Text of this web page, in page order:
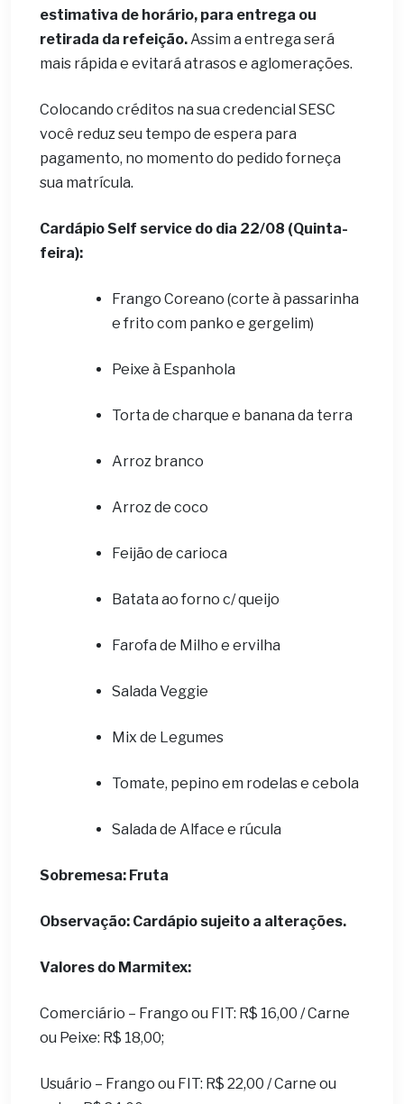
estimativa de horário, para entrega ou
retirada da refeição.Assim a entrega será
mais rápida e evitará atrasos e aglomerações.
Colocando créditos na sua credencial SESC
você reduz seu tempo de espera para
pagamento, no momento do pedido forneça
sua matrícula.
Cardápio Self service do dia 22/08 (Quinta-
feira):
Frango Coreano (corte à passarinha
e frito com panko e gergelim)
Peixe à Espanhola
Torta de charque e banana da terra
Arroz branco
Arroz de coco
Feijão de carioca
Batata ao forno c/ queijo
Farofa de Milho e ervilha
Salada Veggie
Mix de Legumes
Tomate, pepino em rodelas e cebola
Salada de Alface e rúcula
Sobremesa: Fruta
Observação: Cardápio sujeito a alterações.
Valores do Marmitex:
Comerciário – Frango ou FIT: R$ 16,00 / Carne
ou Peixe: R$ 18,00;
Usuário – Frango ou FIT: R$ 22,00 / Carne ou